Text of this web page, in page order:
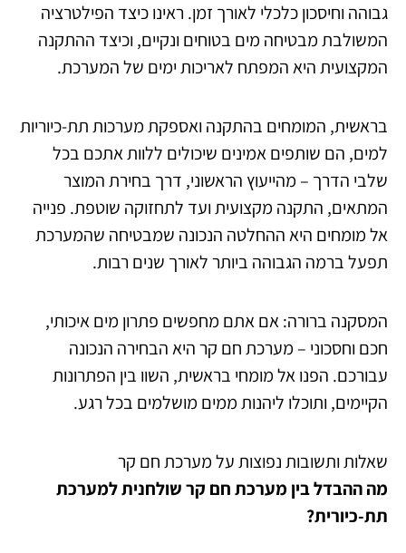
גבוהה וחיסכון כלכלי לאורך זמן. ראינו כיצד הפילטרציה
המשולבת מבטיחה מים בטוחים ונקיים, וכיצד ההתקנה
המקצועית היא המפתח לאריכות ימים של המערכת.
בראשית, המומחים בהתקנה ואספקת מערכות תת-כיוריות
למים, הם שותפים אמינים שיכולים ללוות אתכם בכל
שלבי הדרך – מהייעוץ הראשוני, דרך בחירת המוצר
המתאים, התקנה מקצועית ועד לתחזוקה שוטפת. פנייה
אל מומחים היא ההחלטה הנכונה שמבטיחה שהמערכת
תפעל ברמה הגבוהה ביותר לאורך שנים רבות.
המסקנה ברורה: אם אתם מחפשים פתרון מים איכותי,
חכם וחסכוני – מערכת חם קר היא הבחירה הנכונה
עבורכם. הפנו אל מומחי בראשית, השוו בין הפתרונות
הקיימים, ותוכלו ליהנות ממים מושלמים בכל רגע.
שאלות ותשובות נפוצות על מערכת חם קר
מה ההבדל בין מערכת חם קר שולחנית למערכת
תת-כיורית?